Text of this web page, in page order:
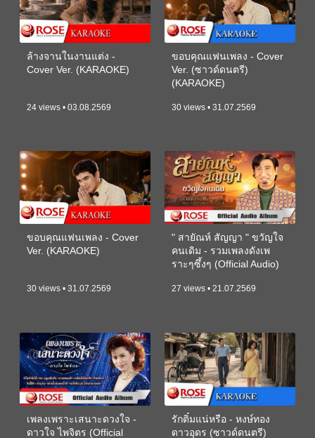
ล้างจานในงานแต่ง -
Cover Ver. (KARAOKE)
24 views • 03.08.2569
ขอบคุณแฟนเพลง - Cover
Ver. (ซาวด์ดนตรี)
(KARAOKE)
30 views • 31.07.2569
ขอบคุณแฟนเพลง - Cover
Ver. (KARAOKE)
30 views • 31.07.2569
" สายัณห์ สัญญา " ขวัญใจ
คนเดิม - รวมเพลงดังเพ
ราะๆซึ้งๆ (Official Audio)
27 views • 21.07.2569
เพลงเพราะเสนาะดวงใจ -
ดาวใจ ไพจิตร (Official
รักติ๋มแน่หรือ - หงษ์ทอง
ดาวอุดร (ซาวด์ดนตรี)